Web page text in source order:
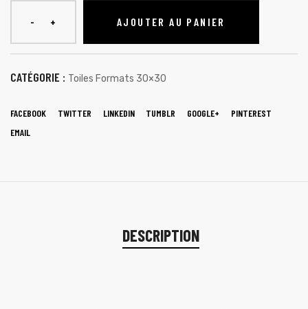
AJOUTER AU PANIER
CATÉGORIE : Toiles Formats 30×30
FACEBOOK TWITTER LINKEDIN TUMBLR GOOGLE+
PINTEREST
EMAIL
DESCRIPTION